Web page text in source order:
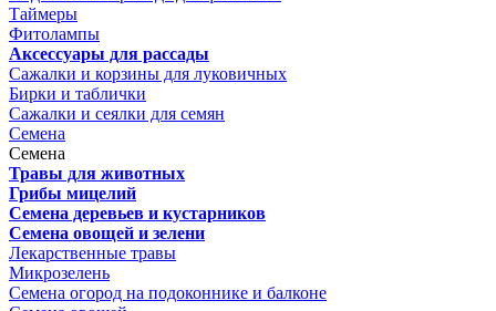
Таймеры
Фитолампы
Аксессуары для рассады
Сажалки и корзины для луковичных
Бирки и таблички
Сажалки и сеялки для семян
Семена
Семена
Травы для животных
Грибы мицелий
Семена деревьев и кустарников
Семена овощей и зелени
Лекарственные травы
Микрозелень
Семена огород на подоконнике и балконе